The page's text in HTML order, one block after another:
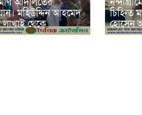
মহিউদ্দিন আহমেদ
থেকে
চিহ্নিত
হোসেন